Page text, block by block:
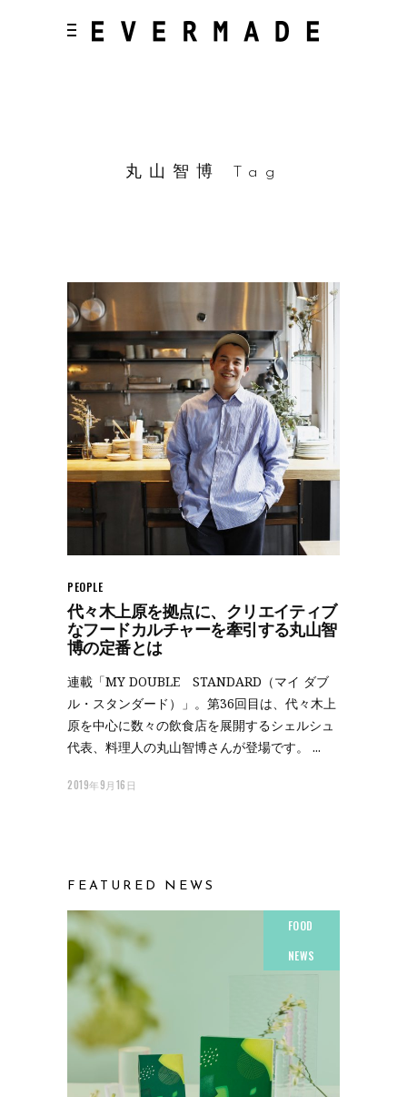
丸山智博 Tag
PEOPLE
代々木上原を拠点に、クリエイティブ
なフードカルチャーを牽引する丸山智
博の定番とは
連載「MY DOUBLE STANDARD（マイ ダブ
ル・スタンダード）」。第36回目は、代々木上
原を中心に数々の飲食店を展開するシェルシュ
代表、料理人の丸山智博さんが登場です。
2019年9月16日
FEATURED NEWS
FOOD
NEWS